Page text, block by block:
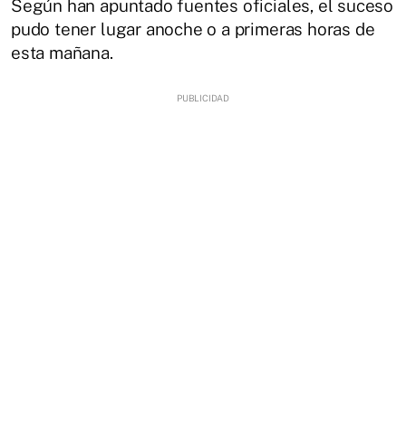
Según han apuntado fuentes oficiales, el suceso
pudo tener lugar anoche o a primeras horas de
esta mañana.